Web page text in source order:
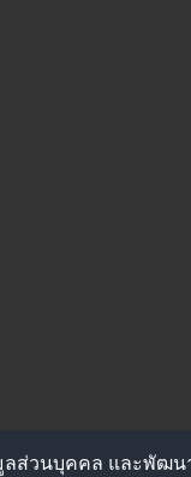
ลส่วนบุคคล และพัฒ